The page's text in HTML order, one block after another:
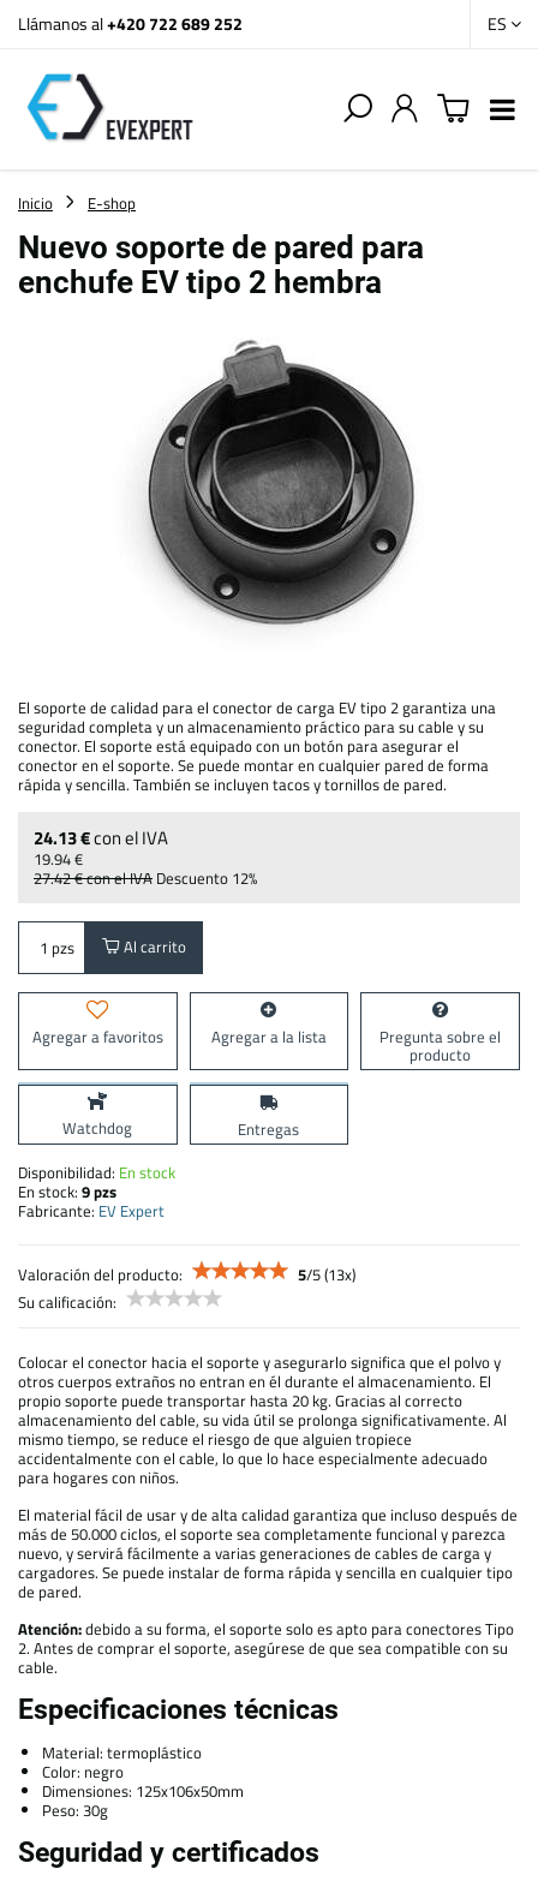
Llámanos al+420 722 689 252 ES
Inicio E-shop
Nuevo soporte de pared para
enchufe EV tipo 2 hembra
El soporte de calidad para el conector de carga EV tipo 2 garantiza una
seguridad completa y un almacenamiento práctico para su cable y su
conector. El soporte está equipado con un botón para asegurar el
conector en el soporte. Se puede montar en cualquier pared de forma
rápida y sencilla. También se incluyen tacos y tornillos de pared.
24.13 €con el IVA
19.94 €
27.42 €con el IVA Descuento 12%
pzs Al carrito
Agregar a favoritos Agregar a la lista Pregunta sobre el
producto
Watchdog
Entregas
Disponibilidad: En stock
En stock: 9pzs
Fabricante: EV Expert
Valoración del producto: 5/5(13x)
Su calificación:
Colocar el conector hacia el soporte y asegurarlo significa que el polvo y
otros cuerpos extraños no entran en él durante el almacenamiento. El
propio soporte puede transportar hasta 20 kg. Gracias al correcto
almacenamiento del cable, su vida útil se prolonga significativamente. Al
mismo tiempo, se reduce el riesgo de que alguien tropiece
accidentalmente con el cable, lo que lo hace especialmente adecuado
para hogares con niños.
El material fácil de usar y de alta calidad garantiza que incluso después de
más de 50.000 ciclos, el soporte sea completamente funcional y parezca
nuevo, y servirá fácilmente a varias generaciones de cables de carga y
cargadores. Se puede instalar de forma rápida y sencilla en cualquier tipo
de pared.
Atención:debido a su forma, el soporte solo es apto para conectores Tipo
2. Antes de comprar el soporte, asegúrese de que sea compatible con su
cable.
Especificaciones técnicas
Material: termoplástico
Color: negro
Dimensiones: 125x106x50mm
Peso: 30g
Seguridad y certificados